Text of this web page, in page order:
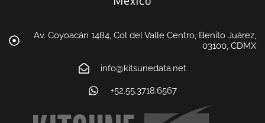
Av. Coyoacán 1484, Col del Valle Centro, Benito Juárez,
03100, CDMX
info@kitsunedata.net
+52.55.3718.6567